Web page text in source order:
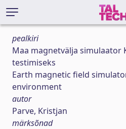
pealkiri
Maa magnetvälja simulaator
testimiseks
Earth magnetic field
environment
autor
Parve, Kristjan
märksõnad